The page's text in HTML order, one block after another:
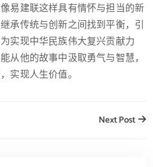
易建联这样具有情怀与担当的新
承传统与创新之间找到平衡，引
实现中华民族伟大复兴贡献力
从他的故事中汲取勇气与智慧，
实现人生价值。
Next Post